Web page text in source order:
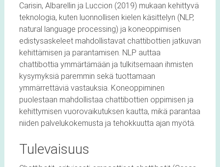
Carisin, Albarellin ja Luccion (2019) mukaan kehittyvä
teknologia, kuten luonnollisen kielen käsittelyn (NLP,
natural language processing) ja koneoppimisen
edistysaskeleet mahdollistavat chattibottien jatkuvan
kehittämisen ja parantamisen. NLP auttaa
chattibottia ymmärtämään ja tulkitsemaan ihmisten
kysymyksiä paremmin sekä tuottamaan
ymmärrettäviä vastauksia. Koneoppiminen
puolestaan mahdollistaa chattibottien oppimisen ja
kehittymisen vuorovaikutuksen kautta, mikä parantaa
niiden palvelukokemusta ja tehokkuutta ajan myötä.
Tulevaisuus